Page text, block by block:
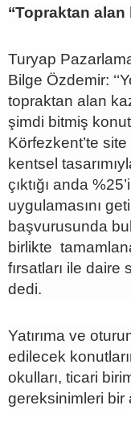
‘‘Topraktan alan
Turyap
Bilge Özdemir:
topraktan alan
şimdi bitmiş
Körfezkent’te
kentsel
çıktığı anda
uygulamasını
başvurusunda
birlikte
fırsatları ile daire
dedi.
Yatırıma ve
edilecek
okulları, ticari
gereksinimleri bir